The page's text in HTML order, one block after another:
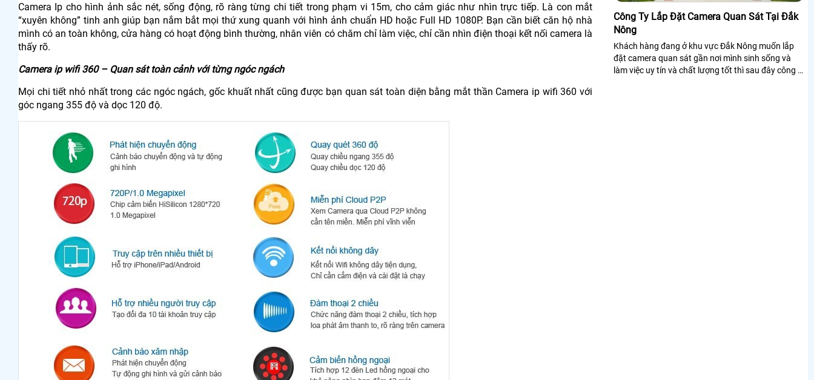
Camera Ip cho hình ảnh sắc nét, sống động, rõ ràng từng chi tiết trong phạm vi 15m, cho cảm giác như nhìn trực tiếp. Là con mắt
“xuyên không” tinh anh giúp bạn nắm bắt mọi thứ xung quanh với hình ảnh chuẩn HD hoặc Full HD 1080P. Bạn cần biết căn hộ nhà
mình có an toàn không, cửa hàng có hoạt động bình thường, nhân viên có chăm chỉ làm việc, chỉ cần nhìn điện thoại kết nối camera là
thấy rõ.
Camera ip wifi 360 – Quan sát toàn cảnh với từng ngóc ngách
Mọi chi tiết nhỏ nhất trong các ngóc ngách, gốc khuất nhất cũng được bạn quan sát toàn diện bằng mắt thần Camera ip wifi 360 với
góc ngang 355 độ và dọc 120 độ.
Công Ty Lắp Đặt Camera Quan Sát Tại Đắk
Nông
Khách hàng đang ở khu vực Đắk Nông muốn lắp
đặt camera quan sát gần nơi mình sinh sống và
làm việc uy tín và chất lượng tốt thì sau đây công ty